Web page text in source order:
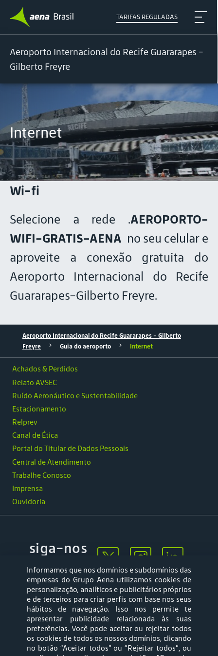
TARIFAS REGULADAS
Aeroporto Internacional do Recife Guararapes -
Gilberto Freyre
Internet
Wi-fi
Selecione a rede .AEROPORTO-
WIFI-GRATIS-AENA no seu celular e
aproveite a conexão gratuita do
Aeroporto Internacional do Recife
Guararapes-Gilberto Freyre.
Aeroporto Internacional do Recife Guararapes - Gilberto
Freyre
Guia do aeroporto Internet
Ouvidoria
Achados & Perdidos
Relato AVSEC
Ruído Aeronáutico e Sustentabilidade
Estacionamento
Relprev
Canal de Ética
Portal do Titular de Dados Pessoais
Central de Atendimento
Trabalhe Conosco
Imprensa
siga-nos
Mapa web
Política de
Privacidade
Informamos que nos domínios e subdomínios das
empresas do Grupo Aena utilizamos cookies de
personalização, analíticos e publicitários próprios
e de terceiros para criar perfis com base nos seus
hábitos de navegação. Isso nos permite te
apresentar publicidade relacionada às suas
preferências. Você pode aceitar ou rejeitar todos
os cookies de todos os nossos domínios, clicando
no botão “Aceitar todos” ou “Rejeitar todos”, ou